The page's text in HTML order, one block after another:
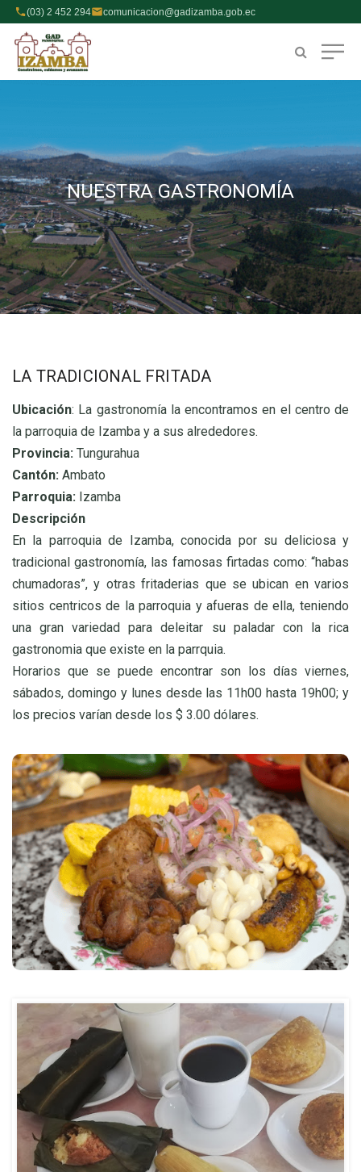
(03) 2 452 294 comunicacion@gadizamba.gob.ec
NUESTRA GASTRONOMÍA
LA TRADICIONAL FRITADA
Ubicación: La gastronomía la encontramos en el centro de
la parroquia de Izamba y a sus alrededores.
Provincia: Tungurahua
Cantón: Ambato
Parroquia: Izamba
Descripción
En la parroquia de Izamba, conocida por su deliciosa y
tradicional gastronomía, las famosas firtadas como: “habas
chumadoras”, y otras fritaderias que se ubican en varios
sitios centricos de la parroquia y afueras de ella, teniendo
una gran variedad para deleitar su paladar con la rica
gastronomia que existe en la parrquia.
Horarios que se puede encontrar son los días viernes,
sábados, domingo y lunes desde las 11h00 hasta 19h00; y
los precios varían desde los $ 3.00 dólares.